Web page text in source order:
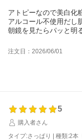
アトピーなので美白化
アルコール不使用だし
朝鏡を見たらパッと明
注文日：2026/06/01
5
購入者さん
タイプ:さっぱり | 種類:2本